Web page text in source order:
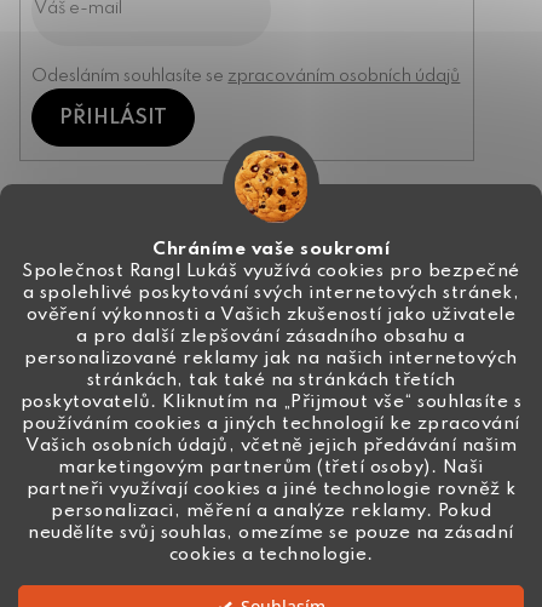
Chráníme vaše soukromí
Společnost Rangl Lukáš využívá cookies pro bezpečné
a spolehlivé poskytování svých internetových stránek,
ověření výkonnosti a Vašich zkušeností jako uživatele
a pro další zlepšování zásadního obsahu a
personalizované reklamy jak na našich internetových
stránkách, tak také na stránkách třetích
poskytovatelů. Kliknutím na „Přijmout vše“ souhlasíte s
používáním cookies a jiných technologií ke zpracování
Vašich osobních údajů, včetně jejich předávání našim
marketingovým partnerům (třetí osoby). Naši
partneři využívají cookies a jiné technologie rovněž k
personalizaci, měření a analýze reklamy. Pokud
neudělíte svůj souhlas, omezíme se pouze na zásadní
cookies a technologie.
Odesláním souhlasíte se zpracováním osobních údajů
PŘIHLÁSIT
info@ceske-koralky.cz
+420 774 444 191